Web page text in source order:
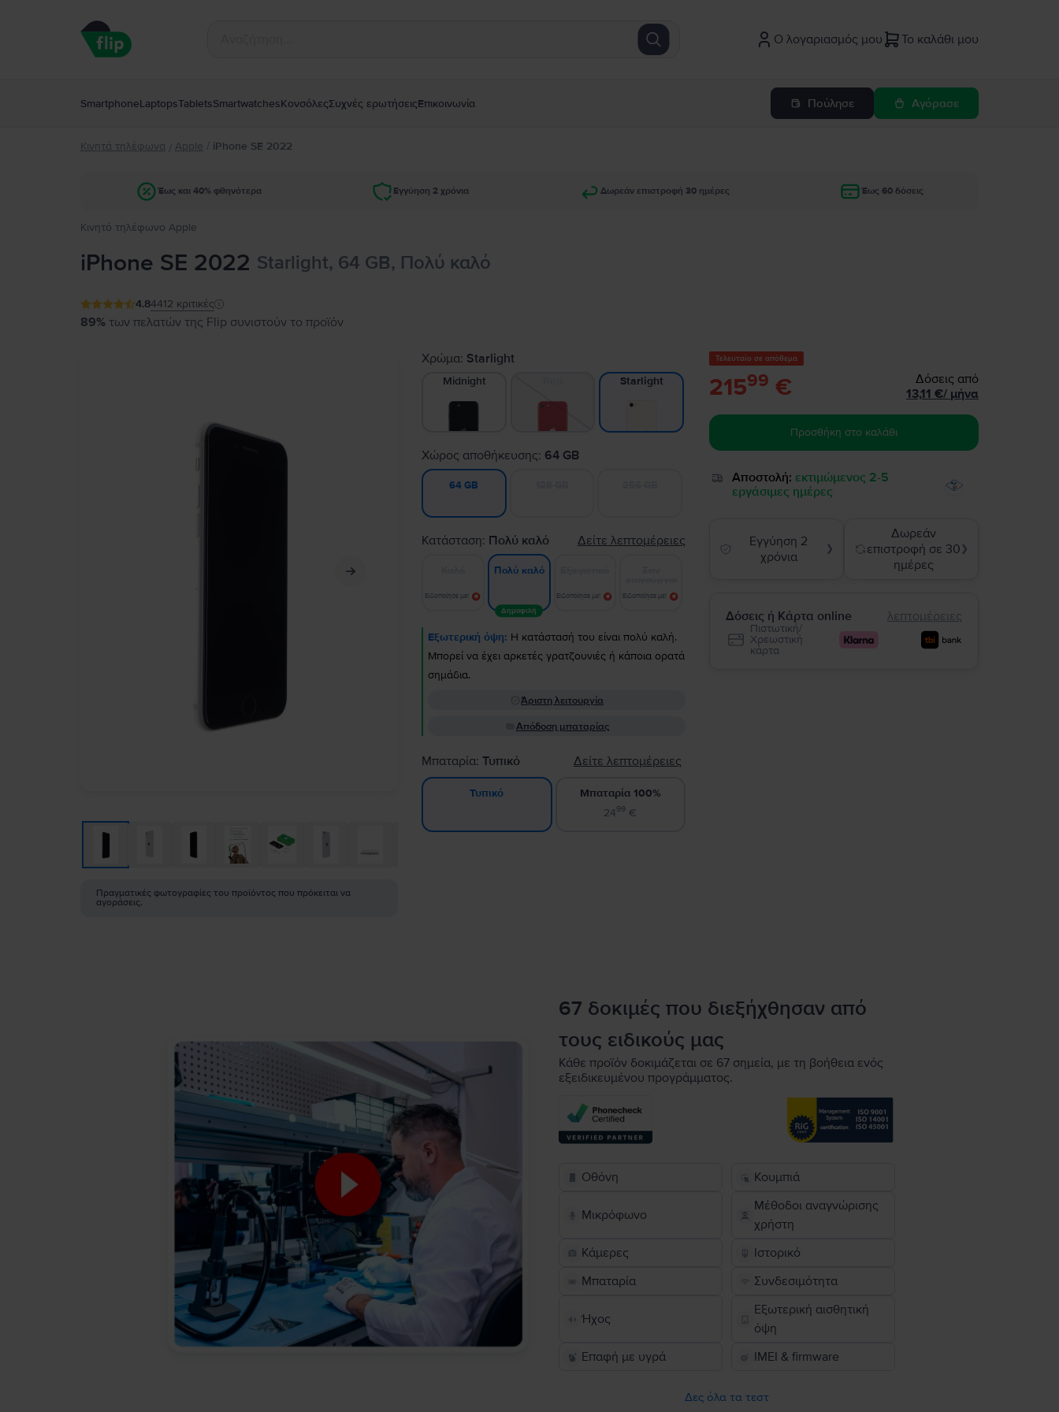
Ο λογαριασμός μου Το καλάθι μου
SmartphoneLaptopsTabletsSmartwatchesΚονσόλεςΣυχνές ερωτήσειςΕπικοινωνία Πούλησε Αγόρασε
Κινητά τηλέφωνα / Apple / iPhone SE 2022
Έως και 40% φθηνότερα Εγγύηση 2 χρόνια Δωρεάν επιστροφή 30 ημέρες Έως 60 δόσεις
Κινητό τηλέφωνο Apple
iPhone SE 2022 Starlight, 64 GB, Πολύ καλό
4.84412 κριτικές
89% των πελατών της Flip συνιστούν το προϊόν
Πραγματικές φωτογραφίες του προϊόντος που πρόκειται να
αγοράσεις.
Χρώμα: Starlight
Midnight Starlight
Χώρος αποθήκευσης: 64 GB
64 GB
Κατάσταση: Πολύ καλό Δείτε λεπτομέρειες
Ειδοποίησε με!
Πολύ καλό
Δημοφιλή
Ειδοποίησε με! Ειδοποίησε με!
Εξωτερική όψη: Η κατάστασή του είναι πολύ καλή.
Μπορεί να έχει αρκετές γρατζουνιές ή κάποια ορατά
σημάδια.
Άριστη λειτουργία
Απόδοση μπαταρίας
Μπαταρία:Τυπικό Δείτε λεπτομέρειες
Τυπικό
Μπαταρία 100%
2499 €
Τελευταίο σε απόθεμα
21599 €
Δόσεις από
13,11 €/ μήνα
Προσθήκη στο καλάθι
Αποστολή: εκτιμώμενος 2-5
εργάσιμες ημέρες
Εγγύηση 2
χρόνια
❯
Δωρεάν
επιστροφή σε 30
ημέρες
❯
Δόσεις ή Κάρτα online λεπτομέρειες
Πιστωτική/
Χρεωστική
κάρτα
67 δοκιμές που διεξήχθησαν από
τους ειδικούς μας
Κάθε προϊόν δοκιμάζεται σε 67 σημεία, με τη βοήθεια ενός
εξειδικευμένου προγράμματος.
Οθόνη Κουμπιά
Μικρόφωνο
Μέθοδοι αναγνώρισης
χρήστη
Κάμερες
Ιστορικό
Μπαταρία
Συνδεσιμότητα
Ήχος
Εξωτερική αισθητική
όψη
Επαφή με υγρά
IMEI & firmware
Δες όλα τα τεστ